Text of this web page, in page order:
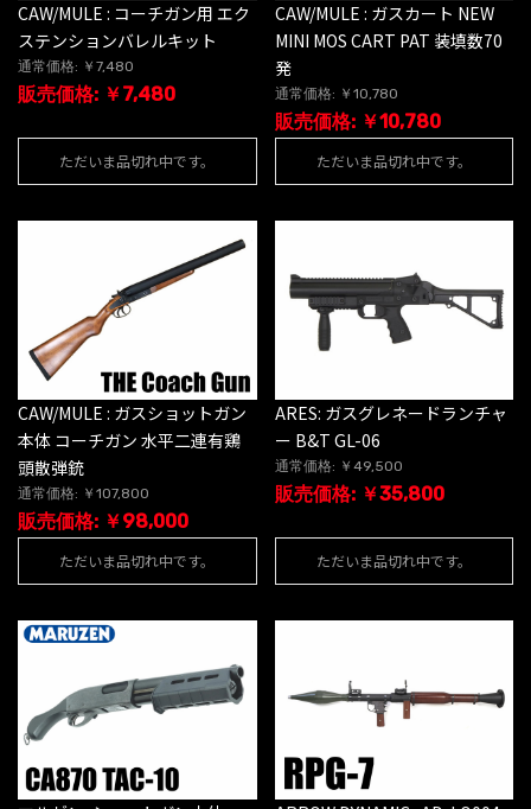
CAW/MULE : コーチガン用 エク
ステンションバレルキット
通常価格: ￥7,480
販売価格: ￥7,480
ただいま品切れ中です。
CAW/MULE : ガスカート NEW
MINI MOS CART PAT 装填数70
発
通常価格: ￥10,780
販売価格: ￥10,780
ただいま品切れ中です。
CAW/MULE : ガスショットガン
本体 コーチガン 水平二連有鶏
頭散弾銃
通常価格: ￥107,800
販売価格: ￥98,000
ただいま品切れ中です。
ARES: ガスグレネードランチャ
ー B&T GL-06
通常価格: ￥49,500
販売価格: ￥35,800
ただいま品切れ中です。